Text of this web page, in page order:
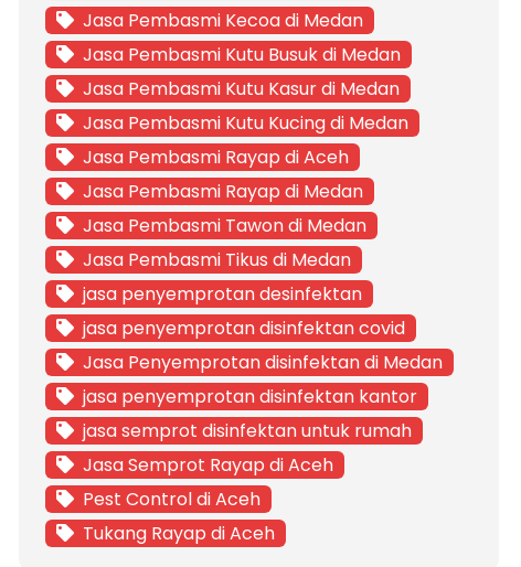
Jasa Pembasmi Kecoa di Medan
Jasa Pembasmi Kutu Busuk di Medan
Jasa Pembasmi Kutu Kasur di Medan
Jasa Pembasmi Kutu Kucing di Medan
Jasa Pembasmi Rayap di Aceh
Jasa Pembasmi Rayap di Medan
Jasa Pembasmi Tawon di Medan
Jasa Pembasmi Tikus di Medan
jasa penyemprotan desinfektan
jasa penyemprotan disinfektan covid
Jasa Penyemprotan disinfektan di Medan
jasa penyemprotan disinfektan kantor
jasa semprot disinfektan untuk rumah
Jasa Semprot Rayap di Aceh
Pest Control di Aceh
Tukang Rayap di Aceh